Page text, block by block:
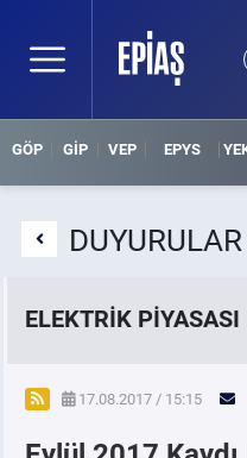
GÖP GİP VEP EPYS
DUYURULAR
ELEKTRİK PİYASASI
SPOT ELEKTRİK
17.08.2017 / 15:15